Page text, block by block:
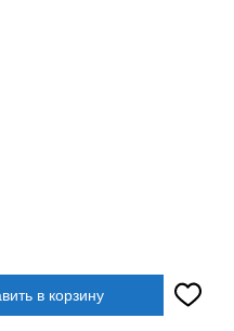
в корзину